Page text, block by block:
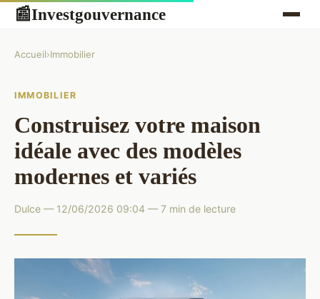
📰Investgouvernance
Accueil›Immobilier
IMMOBILIER
Construisez votre maison
idéale avec des modèles
modernes et variés
Dulce — 12/06/2026 09:04 — 7 min de lecture